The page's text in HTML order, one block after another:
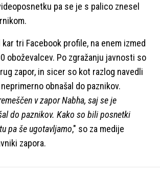
pa se je s palico znesel
kar tri Facebook profile, na enem izmed
oboževalcev. Po zgražanju javnosti so
zapor, in sicer so kot razlog navedli
obnašal do paznikov.
v zapor Nabha, saj se je
do paznikov. Kako so bili posnetki
pa še ugotavljamo," so za medije
zapora.